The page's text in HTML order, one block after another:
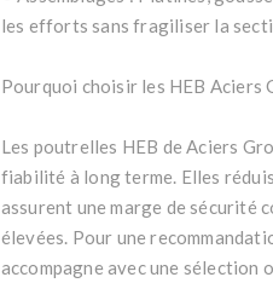
les efforts sans fragiliser la
Pourquoi choisir les HEB Aciers
Les poutrelles HEB de Aciers
fiabilité à long terme. Elles
assurent une marge de sécurité
élevées. Pour une
accompagne avec une sélection